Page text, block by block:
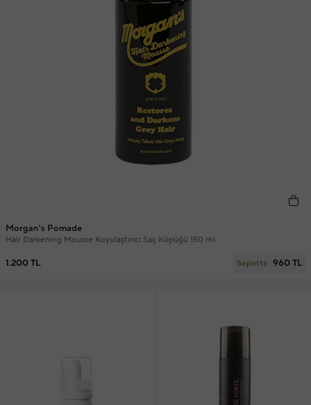
Morgan's Pomade
Hair Darkening Mousse Koyulaştırıcı Saç Köpüğü 150 ml
1.200 TL Sepette 960 TL